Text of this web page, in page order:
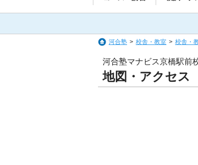
河合塾 > 校舎・教室 > 校舎・
地図・アクセス
河合塾マナビス京橋駅前